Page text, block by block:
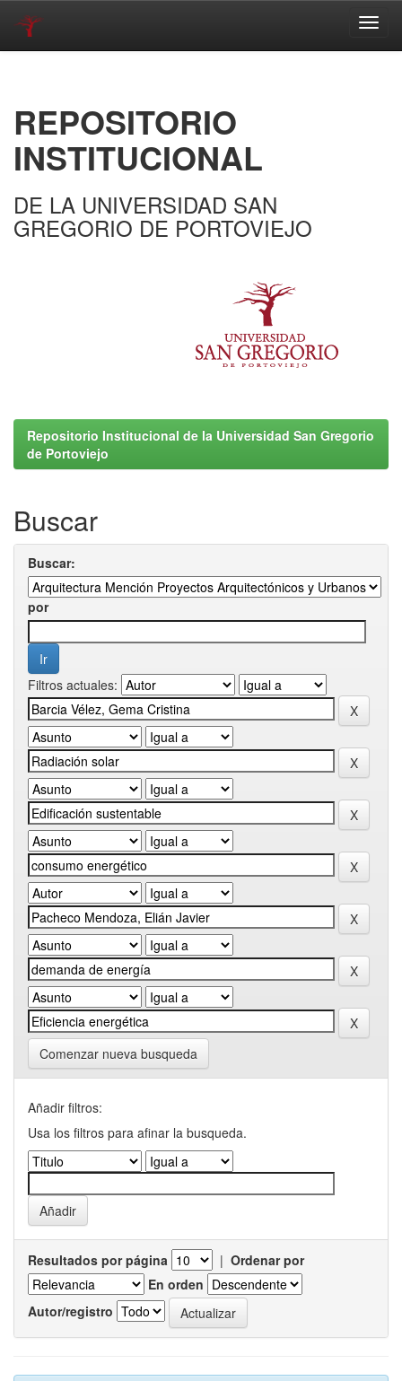
REPOSITORIO
INSTITUCIONAL
DE LA UNIVERSIDAD SAN
GREGORIO DE PORTOVIEJO
Repositorio Institucional de la Universidad San Gregorio
de Portoviejo
Buscar
Buscar:
por
Filtros actuales:
Comenzar nueva busqueda
Añadir filtros:
Usa los filtros para afinar la busqueda.
Resultados por página | Ordenar por
En orden
Autor/registro